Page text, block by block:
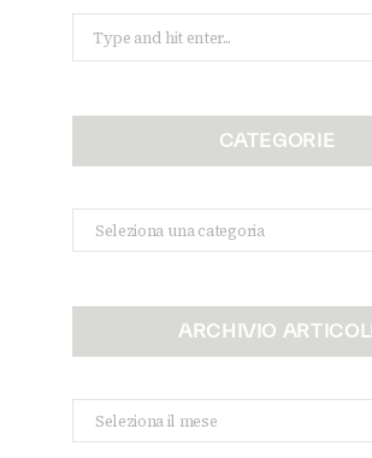
for:
CATEGORIE
Categorie
ARCHIVIO ARTICOLI
Archivio
Articoli